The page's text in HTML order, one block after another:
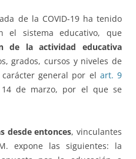
de la COVID-19 ha tenido
el sistema educativo, que
de la actividad educativa
grados, cursos y niveles de
general por el art. 9
14 de marzo, por el que se
desde entonces, vinculantes
expone las siguientes: la